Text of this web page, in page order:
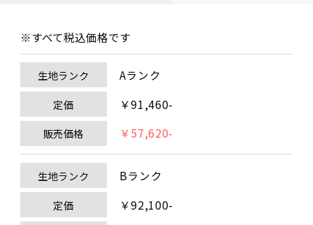
※すべて税込価格です
生地ランク Aランク
定価 ￥91,460-
販売価格 ￥57,620-
生地ランク Bランク
定価 ￥92,100-